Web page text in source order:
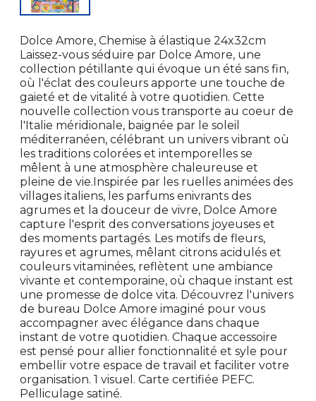
Dolce Amore, Chemise à élastique 24x32cm
Laissez-vous séduire par Dolce Amore, une
collection pétillante qui évoque un été sans fin,
où l'éclat des couleurs apporte une touche de
gaieté et de vitalité à votre quotidien. Cette
nouvelle collection vous transporte au coeur de
l'Italie méridionale, baignée par le soleil
méditerranéen, célébrant un univers vibrant où
les traditions colorées et intemporelles se
mêlent à une atmosphère chaleureuse et
pleine de vie.Inspirée par les ruelles animées des
villages italiens, les parfums enivrants des
agrumes et la douceur de vivre, Dolce Amore
capture l'esprit des conversations joyeuses et
des moments partagés. Les motifs de fleurs,
rayures et agrumes, mêlant citrons acidulés et
couleurs vitaminées, reflètent une ambiance
vivante et contemporaine, où chaque instant est
une promesse de dolce vita. Découvrez l'univers
de bureau Dolce Amore imaginé pour vous
accompagner avec élégance dans chaque
instant de votre quotidien. Chaque accessoire
est pensé pour allier fonctionnalité et syle pour
embellir votre espace de travail et faciliter votre
organisation. 1 visuel. Carte certifiée PEFC.
Pelliculage satiné.